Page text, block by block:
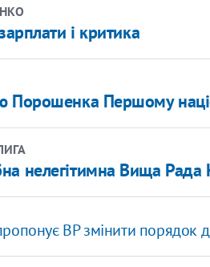
і критика
Порошенка Першому
нелегітимна Вища Рада
ВР змінити порядок